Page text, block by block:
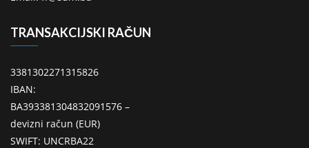
TRANSAKCIJSKI RAČUN
3381302271315826
IBAN:
BA393381304832091576 –
devizni račun (EUR)
SWIFT: UNCRBA22